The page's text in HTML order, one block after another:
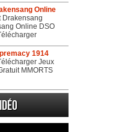
Online
Drakensang
Online DSO
1914
Jeux
MMORTS